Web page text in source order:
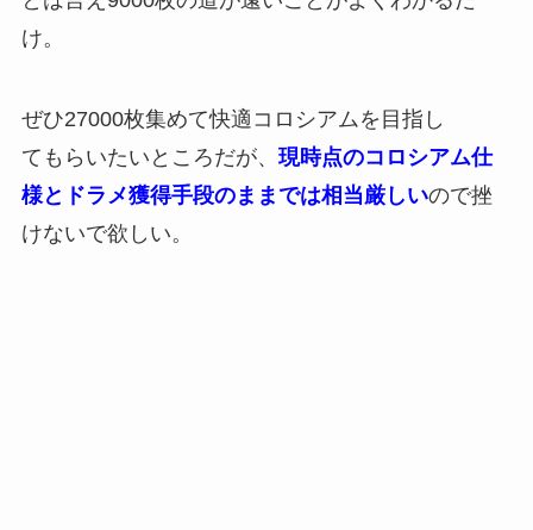
け。
ぜひ27000枚集めて快適コロシアムを目指し
てもらいたいところだが、 現時点のコロシアム仕
様とドラメ獲得手段のままでは相当厳しいので挫
けないで欲しい。